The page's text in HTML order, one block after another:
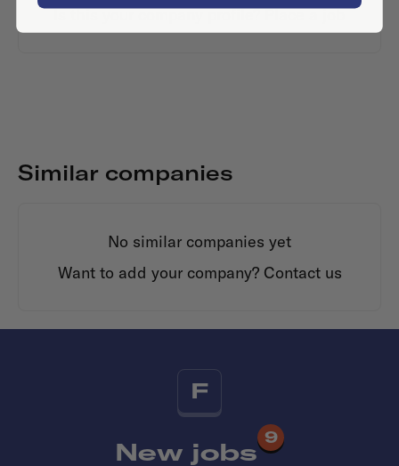
Is this your company profile?Place a job
Similar companies
No similar companies yet
Want to add your company? Contact us
F
New jobs
9